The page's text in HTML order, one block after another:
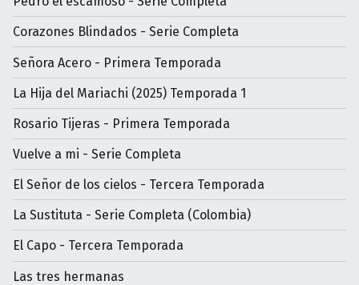
Corazones Blindados - Serie Completa
Señora Acero - Primera Temporada
La Hija del Mariachi (2025) Temporada 1
Rosario Tijeras - Primera Temporada
Vuelve a mi - Serie Completa
El Señor de los cielos - Tercera Temporada
La Sustituta - Serie Completa (Colombia)
El Capo - Tercera Temporada
Las tres hermanas